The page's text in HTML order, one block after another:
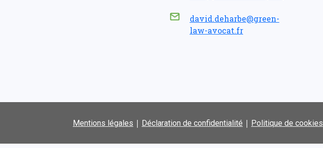
david.deharbe@green-
law-avocat.fr
Mentions légales | Déclaration de confidentialité | Politique de cookies